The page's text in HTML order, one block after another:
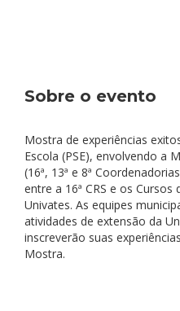
Sobre o evento
Mostra de experiências
Escola (PSE), envolvendo a
(16ª, 13ª e 8ª
entre a 16ª CRS e os
Univates. As equipes
atividades de extensão da
inscreverão suas
Mostra.